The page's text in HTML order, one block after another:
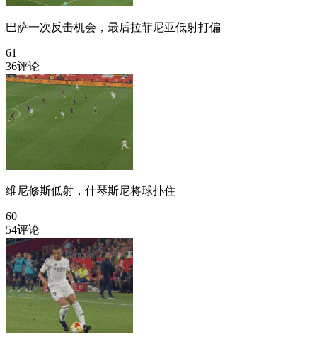
巴萨一次反击机会，最后拉菲尼亚低射打偏
61
36评论
维尼修斯低射，什琴斯尼将球扑住
60
54评论